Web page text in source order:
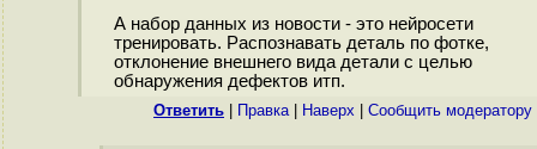
А набор данных из новости - это нейросети
тренировать. Распознавать деталь по фотке,
отклонение внешнего вида детали с целью
обнаружения дефектов итп.
Ответить Правка| Наверх Cообщить модератору